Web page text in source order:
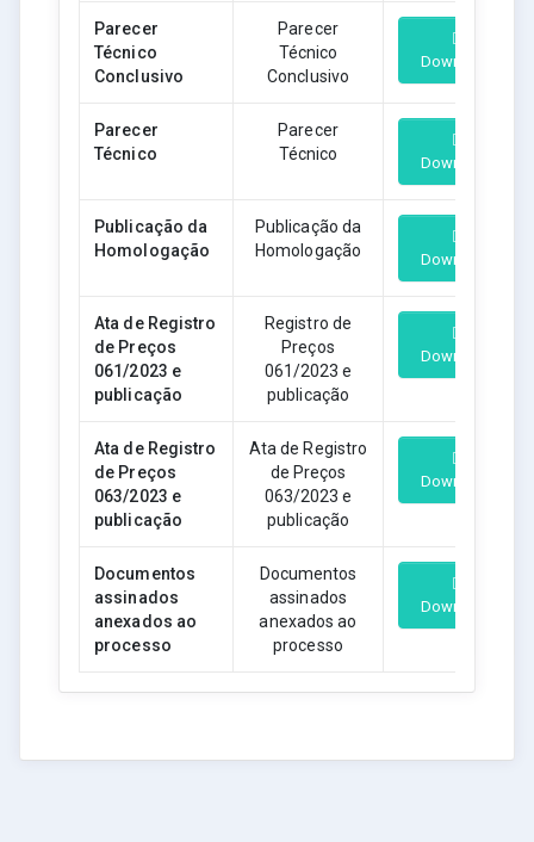
Parecer
Técnico
Conclusivo
Parecer
Técnico
Conclusivo
Download
Parecer
Técnico
Parecer
Técnico
Download
Publicação da
Homologação
Publicação da
Homologação
Download
Ata de Registro
de Preços
061/2023 e
publicação
Registro de
Preços
061/2023 e
publicação
Download
Ata de Registro
de Preços
063/2023 e
publicação
Ata de Registro
de Preços
063/2023 e
publicação
Download
Documentos
assinados
anexados ao
processo
Documentos
assinados
anexados ao
processo
Download